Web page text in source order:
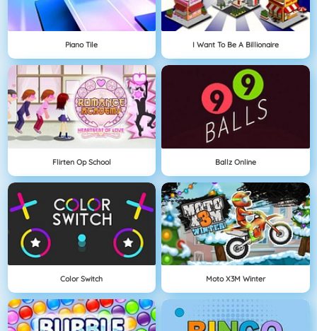
Piano Tile I Want To Be A Billionaire
Flirten Op School Ballz Online
Color Switch Moto X3M Winter